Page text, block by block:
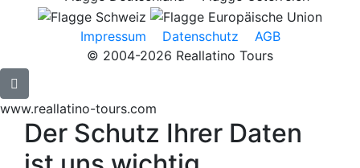
Impressum Datenschutz
AGB
© 2004-2026 Reallatino Tours
www.reallatino-tours.com
Der Schutz Ihrer Daten